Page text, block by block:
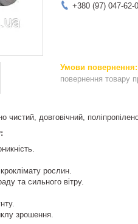
+380 (97) 047-62-
повернення товару
чистий, довговічний,
рослин.
та сильного вітру.
зрошення.